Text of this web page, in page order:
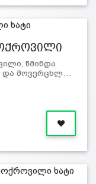
წმინდა
და მოვერცხლ…